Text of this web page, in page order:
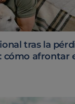
tras la
cómo afrontar